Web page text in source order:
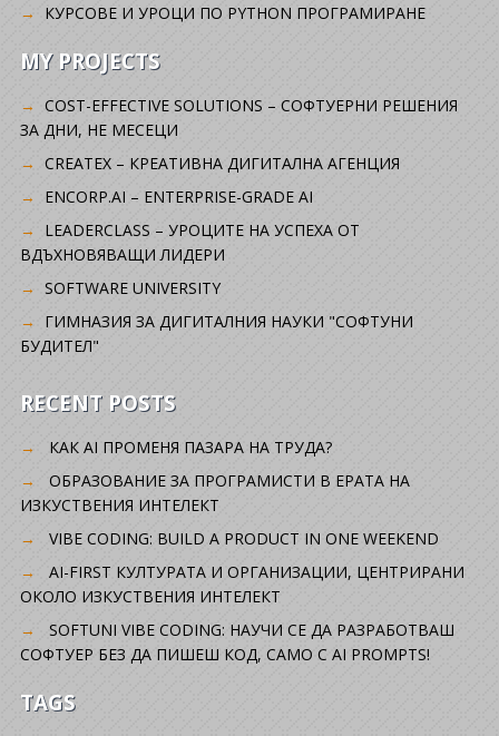
КУРСОВЕ И УРОЦИ ПО PYTHON ПРОГРАМИРАНЕ
MY PROJECTS
COST-EFFECTIVE SOLUTIONS – СОФТУЕРНИ РЕШЕНИЯ
ЗА ДНИ, НЕ МЕСЕЦИ
CREATEX – КРЕАТИВНА ДИГИТАЛНА АГЕНЦИЯ
ENCORP.AI – ENTERPRISE-GRADE AI
LEADERCLASS – УРОЦИТЕ НА УСПЕХА ОТ
ВДЪХНОВЯВАЩИ ЛИДЕРИ
SOFTWARE UNIVERSITY
ГИМНАЗИЯ ЗА ДИГИТАЛНИЯ НАУКИ "СОФТУНИ
БУДИТЕЛ"
RECENT POSTS
КАК AI ПРОМЕНЯ ПАЗАРА НА ТРУДА?
ОБРАЗОВАНИЕ ЗА ПРОГРАМИСТИ В ЕРАТА НА
ИЗКУСТВЕНИЯ ИНТЕЛЕКТ
VIBE CODING: BUILD A PRODUCT IN ONE WEEKEND
AI-FIRST КУЛТУРАТА И ОРГАНИЗАЦИИ, ЦЕНТРИРАНИ
ОКОЛО ИЗКУСТВЕНИЯ ИНТЕЛЕКТ
SOFTUNI VIBE CODING: НАУЧИ СЕ ДА РАЗРАБОТВАШ
СОФТУЕР БЕЗ ДА ПИШЕШ КОД, САМО С AI PROMPTS!
TAGS